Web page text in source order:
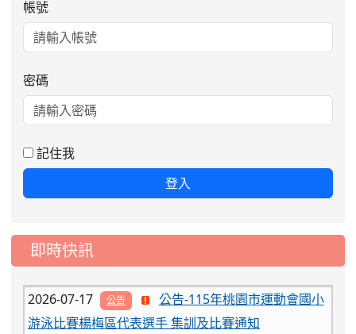
帳號
密碼
記住我
登入
即時快訊
2026-08-06
公告115年桃園市運動會國小游泳比賽
楊梅區代表選手服裝領取通知
師甄選簡章
115學年度一、三、五年級常
2026-07-31
公告
學校對面建案申請8月份「施
工車輛臨停」一案，請各位用路人留意
2026-07-17
公告
公告-115年桃園市運動會國小
游泳比賽楊梅區代表選手 集訓及比賽通知
2026-08-06
公告115年桃園市運動會國小游泳比賽